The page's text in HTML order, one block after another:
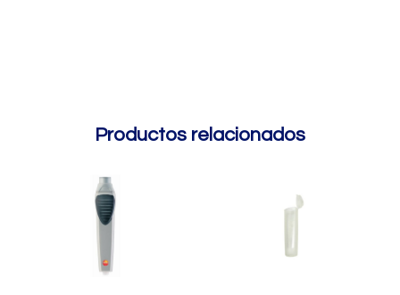
Productos relacionados